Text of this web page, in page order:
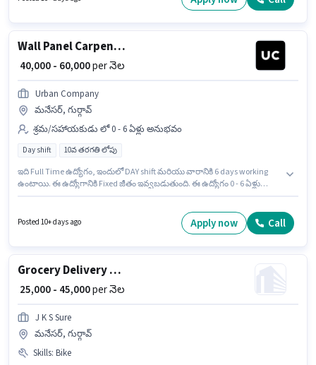
సంవత్సరాల అనుభవం ఉన్న వారికి కోసం అనుకూలంగా ఉంటుంది. మీరు నెలకు
Wall Panel Carpenter
₹ 40,000 - 60,000per నెల
Urban Company
మనేసర్, గుర్గావ్
శ్రమ/సహాయకుడు లో 0 - 6 ఏళ్లు అనుభవం
Day shift 10వ తరగతి లోపు
ఇది Full Time ఉద్యోగం, ఇందులో DAY shift మరియు వారానికి 6 days working
ఉంటాయి. ఈ ఉద్యోగానికి Fixed జీతం ఇవ్వబడుతుంది. ఈ ఉద్యోగం 0 - 6 ఏళ్లు
క్రియాశీలకంగా నియామకం జరుగుతోంది. ఈ ఉద్యోగం మనేసర్, గుర్గావ్ లో ఉంది. 10వ
తరగతి లోపు అర్హత ఉన్న అభ్యర్థులు ఈ ఉద్యోగానికి అప్లై చేసుకోవచ్చు.
Posted 10+ days ago Apply now Call
Grocery Delivery Boy
₹ 25,000 - 45,000per నెల
J K S Sure
మనేసర్, గుర్గావ్
Skills: Bike